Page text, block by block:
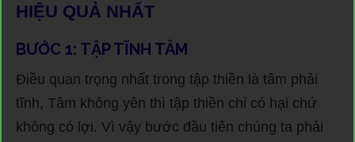
HIỆU QUẢ NHẤT
BƯỚC 1: TẬP TĨNH TÂM
Điều quan trọng nhất trong tập thiền là tâm phải
tĩnh, Tâm không yên thì tập thiền chỉ có hại chứ
không có lợi. Vì vậy bước đầu tiên chúng ta phải